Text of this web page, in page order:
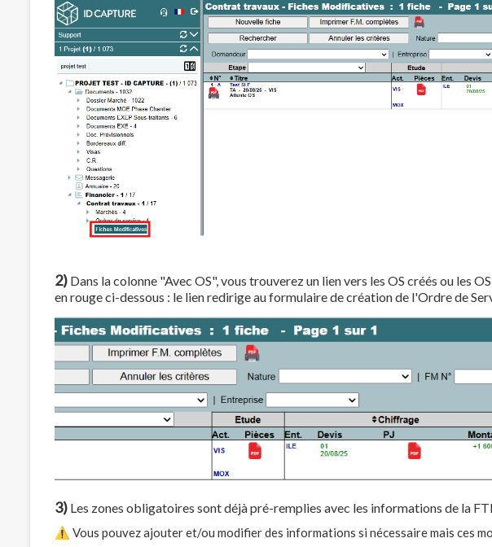
2) Dans la colonne "Avec OS", vous trouverez un lien vers les OS créés ou les
en rouge ci-dessous : le lien redirige au formulaire de création de l'Ordre de
3) Les zones obligatoires sont déjà pré-remplies avec les informations de la
⚠️ Vous pouvez ajouter et/ou modifier des informations si nécessaire mais ces